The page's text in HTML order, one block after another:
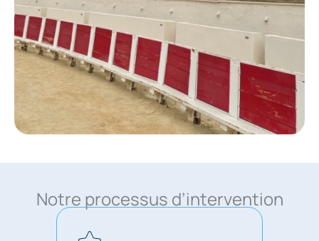
Notre processus d’intervention